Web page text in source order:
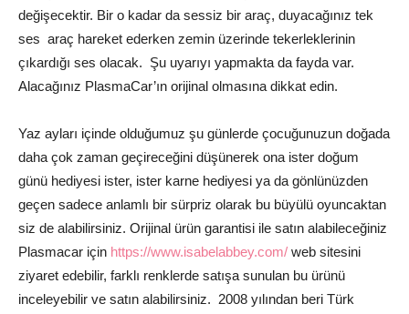
değişecektir. Bir o kadar da sessiz bir araç, duyacağınız tek
ses araç hareket ederken zemin üzerinde tekerleklerinin
çıkardığı ses olacak. Şu uyarıyı yapmakta da fayda var.
Alacağınız PlasmaCar’ın orijinal olmasına dikkat edin.
Yaz ayları içinde olduğumuz şu günlerde çocuğunuzun doğada
daha çok zaman geçireceğini düşünerek ona ister doğum
günü hediyesi ister, ister karne hediyesi ya da gönlünüzden
geçen sadece anlamlı bir sürpriz olarak bu büyülü oyuncaktan
siz de alabilirsiniz. Orijinal ürün garantisi ile satın alabileceğiniz
Plasmacar için https://www.isabelabbey.com/ web sitesini
ziyaret edebilir, farklı renklerde satışa sunulan bu ürünü
inceleyebilir ve satın alabilirsiniz. 2008 yılından beri Türk